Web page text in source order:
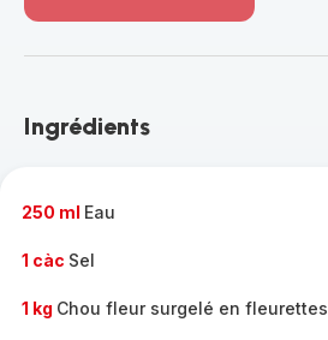
-
gamme
Ingrédients
250 ml Eau
1 càc Sel
1 kg Chou fleur surgelé en fleurettes